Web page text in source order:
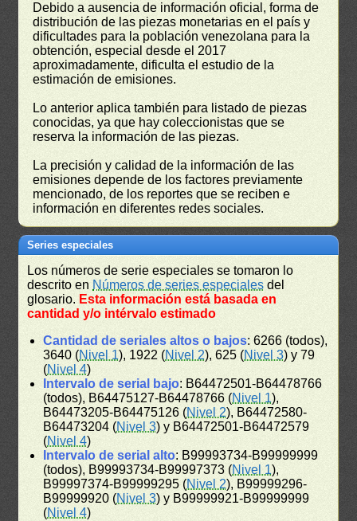
Debido a ausencia de información oficial, forma de
distribución de las piezas monetarias en el país y
dificultades para la población venezolana para la
obtención, especial desde el 2017
aproximadamente, dificulta el estudio de la
estimación de emisiones.
Lo anterior aplica también para listado de piezas
conocidas, ya que hay coleccionistas que se
reserva la información de las piezas.
La precisión y calidad de la información de las
emisiones depende de los factores previamente
mencionado, de los reportes que se reciben e
información en diferentes redes sociales.
Series especiales
Los números de serie especiales se tomaron lo
descrito en Números de series especiales del
glosario. Esta información está basada en
cantidad y/o intérvalo estimado
Cantidad de seriales altos o bajos: 6266 (todos),
3640 (Nivel 1), 1922 (Nivel 2), 625 (Nivel 3) y 79
(Nivel 4)
Intervalo de serial bajo: B64472501-B64478766
(todos), B64475127-B64478766 (Nivel 1),
B64473205-B64475126 (Nivel 2), B64472580-
B64473204 (Nivel 3) y B64472501-B64472579
(Nivel 4)
Intervalo de serial alto: B99993734-B99999999
(todos), B99993734-B99997373 (Nivel 1),
B99997374-B99999295 (Nivel 2), B99999296-
B99999920 (Nivel 3) y B99999921-B99999999
(Nivel 4)